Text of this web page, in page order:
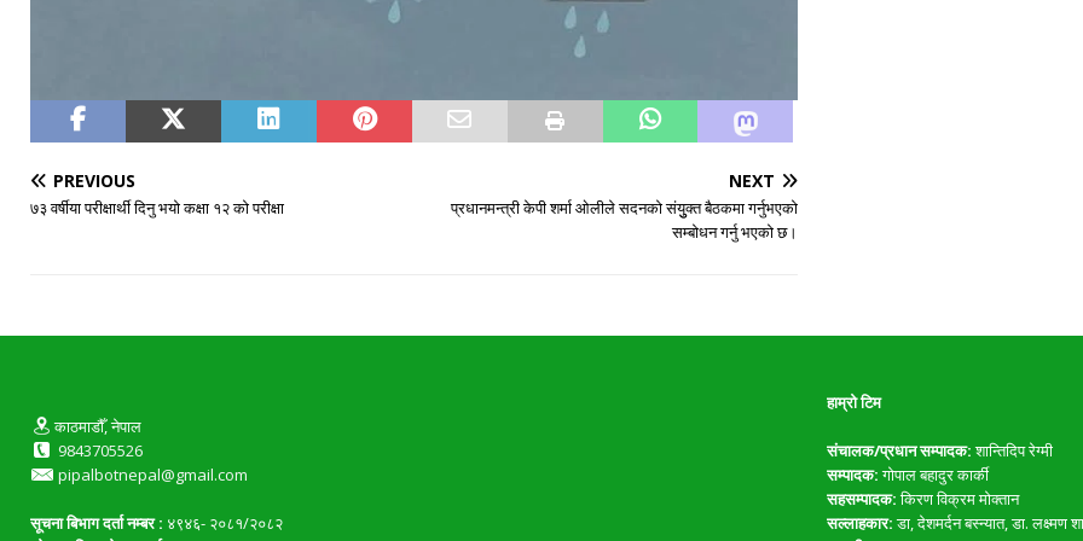
PREVIOUS
७३ वर्षीया परीक्षार्थी दिनु भयो कक्षा १२ को परीक्षा
NEXT
प्रधानमन्त्री केपी शर्मा ओलीले सदनको संयुुक्त बैठकमा गर्नुभएको
सम्बोधन गर्नु भएको छ।
काठमाडौँ, नेपाल
9843705526
pipalbotnepal@gmail.com
सूचना बिभाग दर्ता नम्बर : ४९४६- २०८१/२०८२
हाम्रो टिम
संचालक/प्रधान सम्पादक:शान्तिदिप रेग्मी
सम्पादक:गोपाल बहादुर कार्की
सहसम्पादक:किरण विक्रम मोक्तान
सल्लाहकार:डा, देशमर्दन बस्न्यात, डा. लक्ष्मण